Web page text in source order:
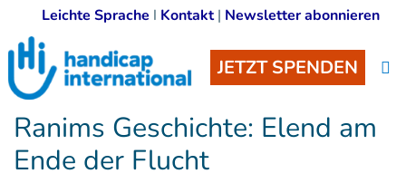
Leichte Sprache I Kontakt| Newsletter abonnieren
JETZT SPENDEN
Ranims Geschichte: Elend am
Ende der Flucht